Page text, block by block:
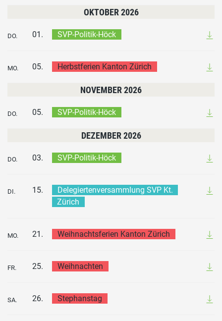
OKTOBER 2026
DO. 01. SVP-Politik-Höck
MO. 05. Herbstferien Kanton Zürich
NOVEMBER 2026
DO. 05. SVP-Politik-Höck
DEZEMBER 2026
DO. 03. SVP-Politik-Höck
DI. 15.
Delegiertenversammlung SVP Kt.
Zürich
MO. 21. Weihnachtsferien Kanton Zürich
FR. 25. Weihnachten
SA. 26. Stephanstag